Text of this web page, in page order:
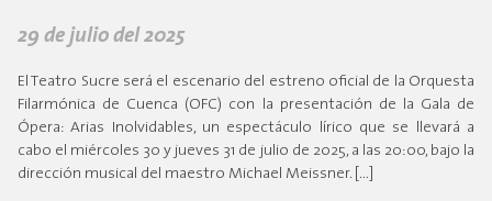
29 de julio del 2025
El Teatro Sucre será el escenario del estreno oficial de la Orquesta
Filarmónica de Cuenca (OFC) con la presentación de la Gala de
Ópera: Arias Inolvidables, un espectáculo lírico que se llevará a
cabo el miércoles 30 y jueves 31 de julio de 2025, a las 20:00, bajo la
dirección musical del maestro Michael Meissner. […]